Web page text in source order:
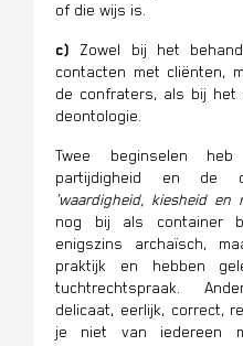
of die wijs is.
c) Zowel bij het
contacten met cliënten,
de confraters, als bij het
deontologie.
Twee beginselen
partijdigheid en de
‘waardigheid, kiesheid en
nog bij als container
enigszins archaïsch,
praktijk en hebben
tuchtrechtspraak.
delicaat, eerlijk, correct,
je niet van iedereen